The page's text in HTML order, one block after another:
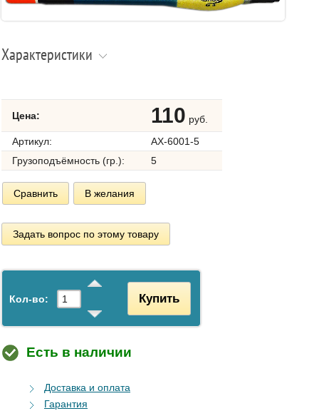
Характеристики
Цена: 110 руб.
Артикул:
AX-6001-5
Грузоподъёмность (гр.):
5
Сравнить В желания
Задать вопрос по этому товару
Кол-во: Купить
Есть в наличии
Доставка и оплата
Гарантия